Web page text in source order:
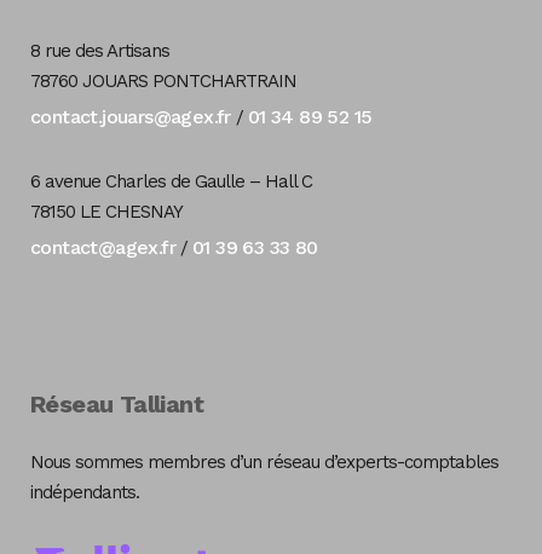
8 rue des Artisans
78760 JOUARS PONTCHARTRAIN
contact.jouars@agex.fr/ 01 34 89 52 15
6 avenue Charles de Gaulle – Hall C
78150 LE CHESNAY
contact@agex.fr/ 01 39 63 33 80
Réseau Talliant
Nous sommes membres d’un réseau d’experts-comptables
indépendants.